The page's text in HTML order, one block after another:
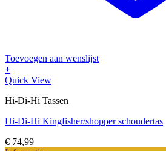
Toevoegen aan wenslijst
+
Dit
heeft
variaties.
optie
Quick View
Hi-Di-Hi Tassen
Hi-Di-Hi Kingfisher/shopper schoudertas
€ 74,99